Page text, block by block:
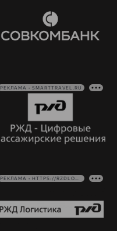
РЕКЛАМА • SMARTTRAVEL.RU